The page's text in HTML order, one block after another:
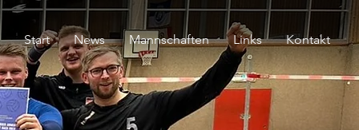
Start News Mannschaften Links Kontakt